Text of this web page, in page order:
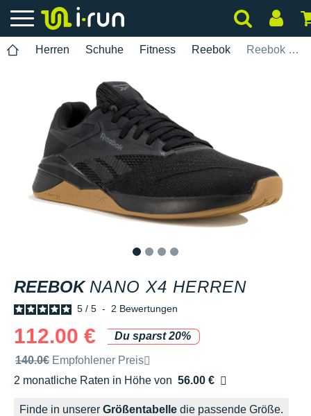
Herren Schuhe Fitness Reebok Reebok Nano X4 Herren
REEBOK NANO X4 HERREN
5 / 5 - 2 Bewertungen
112.00 €
Du sparst 20%
Unverbindliche Preisempfehlung der Marke
140.0€ Empfohlener Preis
2 monatliche Raten in Höhe von 56.00 €
Ohne Zusatzkosten
Finde in unserer Größentabelle die passende Größe.